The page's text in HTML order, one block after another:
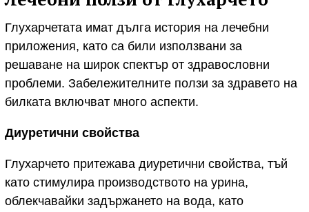
Глухарчетата имат дълга история на лечебни
приложения, като са били използвани за
решаване на широк спектър от здравословни
проблеми. Забележителните ползи за здравето на
билката включват много аспекти.
Диуретични свойства
Глухарчето притежава диуретични свойства, тъй
като стимулира производството на урина,
облекчавайки задържането на вода, като